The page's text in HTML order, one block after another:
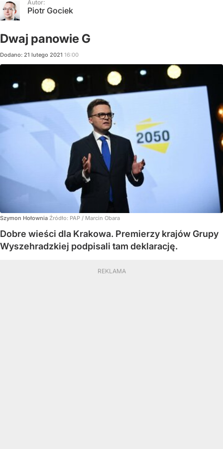
Autor:
Piotr Gociek
Dwaj panowie G
Dodano: 21 lutego 2021 16:00
Szymon Hołownia Źródło: PAP / Marcin Obara
Dobre wieści dla Krakowa. Premierzy krajów Grupy
Wyszehradzkiej podpisali tam deklarację.